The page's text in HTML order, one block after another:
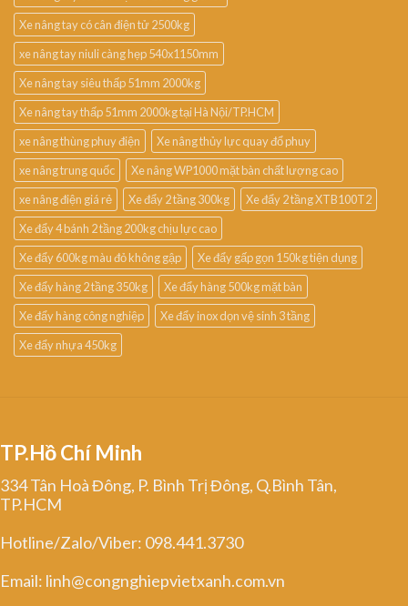
Xe nâng tay có cân điện tử 2500kg
xe nâng tay niuli càng hẹp 540x1150mm
Xe nâng tay siêu thấp 51mm 2000kg
Xe nâng tay thấp 51mm 2000kg tại Hà Nội/TP.HCM
xe nâng thùng phuy điện
Xe nâng thủy lực quay đổ phuy
xe nâng trung quốc
Xe nâng WP1000 mặt bàn chất lượng cao
xe nâng điện giá rẻ
Xe đẩy 2 tầng 300kg
Xe đẩy 2 tầng XTB100T2
Xe đẩy 4 bánh 2 tầng 200kg chịu lực cao
Xe đẩy 600kg màu đỏ không gập
Xe đẩy gấp gọn 150kg tiện dụng
Xe đẩy hàng 2 tầng 350kg
Xe đẩy hàng 500kg mặt bàn
Xe đẩy hàng công nghiệp
Xe đẩy inox dọn vệ sinh 3 tầng
Xe đẩy nhựa 450kg
TP.Hồ Chí Minh
334 Tân Hoà Đông, P. Bình Trị Đông, Q.Bình Tân,
TP.HCM
Hotline/Zalo/Viber: 098.441.3730
Email: linh@congnghiepvietxanh.com.vn